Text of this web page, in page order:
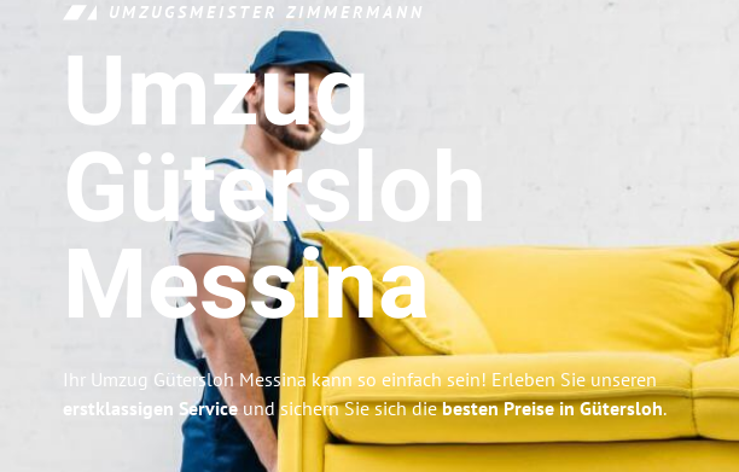
UMZUGSMEISTER ZIMMERMANN
Umzug
Gütersloh
Messina
Ihr Umzug Gütersloh Messina kann so einfach sein! Erleben Sie unseren
erstklassigen Serviceund sichern Sie sich diebesten Preise in Gütersloh.